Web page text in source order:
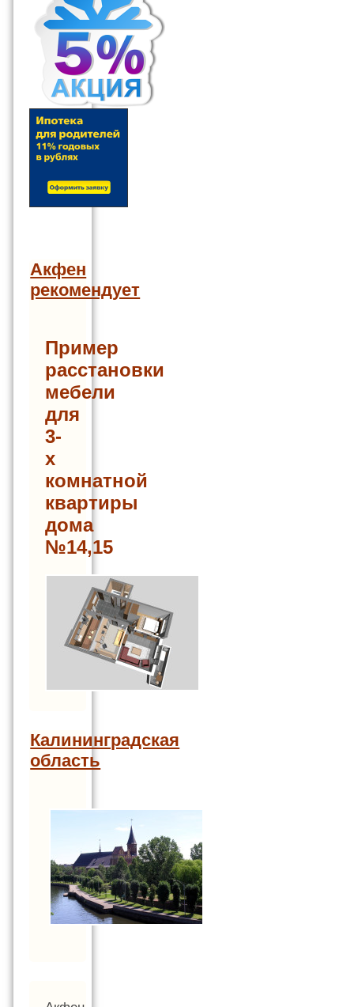
Акфен
рекомендует
Пример
расстановки
мебели
для
3-
х
комнатной
квартиры
дома
№14,15
Калининградская
область